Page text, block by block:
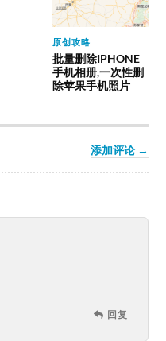
原创攻略
批量删除IPHONE
手机相册,一次性删
除苹果手机照片
添加评论 →
回复